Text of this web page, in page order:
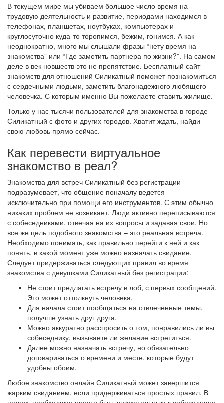
В текущем мире мы убиваем большое число время на
трудовую деятельность и развитие, периодами находимся в
телефонах, планшетах, ноутбуках, компьютерах и
круглосуточно куда-то торопимся, бежим, гонимся. А как
неоднократно, много мы слышали фразы “нету время на
знакомства” или “Где заметить партнера по жизни?”. На самом
деле в век новшеств это не препятствие. Бесплатный сайт
знакомств для отношений Силикатный поможет познакомиться
с сердечными людьми, заметить благонадежного любящего
человечка. С которым именно Вы пожелаете ставить жилище.
Только у нас тысячи пользователей для знакомства в городе
Силикатный с фото и других городов. Хватит ждать, найди
свою любовь прямо сейчас.
Как перевести виртуальное
знакомство в реал?
Знакомства для встреч Силикатный без регистрации
подразумевает, что общение поначалу ведется
исключительно при помощи его инструментов. С этим обычно
никаких проблем не возникает. Люди активно переписываются
с собеседниками, отвечая на их вопросы и задавая свои. Но
все же цель подобного знакомства – это реальная встреча.
Необходимо понимать, как правильно перейти к ней и как
понять, в какой момент уже можно назначать свидание.
Следует придерживаться следующих правил во время
знакомства с девушками Силикатный без регистрации:
Не стоит предлагать встречу в лоб, с первых сообщений.
Это может оттолкнуть человека.
Для начала стоит пообщаться на отвлеченные темы,
получше узнать друг друга.
Можно аккуратно расспросить о том, понравились ли вы
собеседнику, вызываете ли желание встретиться.
Далее можно назначать встречу, но обязательно
договариваться о времени и месте, которые будут
удобны обоим.
Любое знакомство онлайн Силикатный может завершится
жарким свиданием, если придерживаться простых правил. В